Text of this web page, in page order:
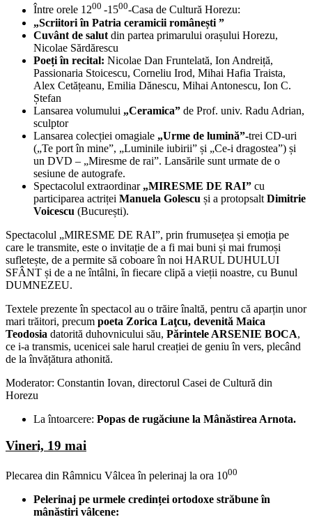
Între orele 1200 -1500-Casa de Cultură Horezu:
„Scriitori în Patria ceramicii românești ”
Cuvânt de salut din partea primarului orașului Horezu,
Nicolae Sărdărescu
Poeți în recital: Nicolae Dan Fruntelată, Ion Andreiță,
Passionaria Stoicescu, Corneliu Irod, Mihai Hafia Traista,
Alex Cetățeanu, Emilia Dănescu, Mihai Antonescu, Ion C.
Ștefan
Lansarea volumului „Ceramica” de Prof. univ. Radu Adrian,
sculptor
Lansarea colecției omagiale „Urme de lumină”-trei CD-uri
(„Te port în mine”, „Luminile iubirii” și „Ce-i dragostea”) și
un DVD – „Miresme de rai”. Lansările sunt urmate de o
sesiune de autografe.
Spectacolul extraordinar„MIRESME DE RAI” cu
participarea actriței Manuela Golescu și a protopsalt Dimitrie
Voicescu (București).
Spectacolul „MIRESME DE RAI”, prin frumusețea și emoția pe
care le transmite, este o invitație de a fi mai buni și mai frumoși
sufletește, de a permite să coboare în noi HARUL DUHULUI
SFÂNT și de a ne întâlni, în fiecare clipă a vieții noastre, cu Bunul
DUMNEZEU.
Textele prezente în spectacol au o trăire înaltă, pentru că aparțin unor
mari trăitori, precum poeta Zorica Laţcu, devenită Maica
Teodosia datorită duhovnicului său, Părintele ARSENIE BOCA,
ce i-a transmis, ucenicei sale harul creației de geniu în vers, plecând
de la învățătura athonită.
Moderator: Constantin Iovan, directorul Casei de Cultură din
Horezu
La întoarcere: Popas de rugăciune la Mânăstirea Arnota.
Vineri, 19 mai
Plecarea din Râmnicu Vâlcea în pelerinaj la ora 1000
Pelerinaj pe urmele credinței ortodoxe străbune în
mânăstiri vâlcene: